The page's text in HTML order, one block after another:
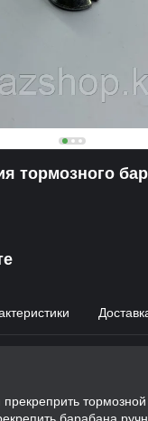
тормозного
барабана